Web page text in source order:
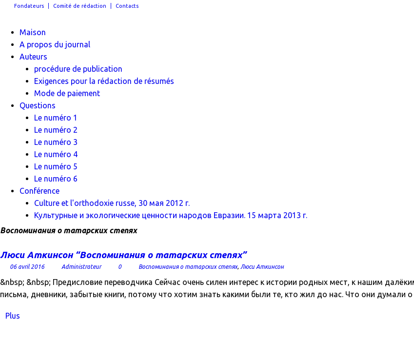
Fondateurs Comité de rédaction Contacts
Maison
A propos du journal
Auteurs
procédure de publication
Exigences pour la rédaction de résumés
Mode de paiement
Questions
Le numéro 1
Le numéro 2
Le numéro 3
Le numéro 4
Le numéro 5
Le numéro 6
Conférence
Culture et l'orthodoxie russe, 30 мая 2012 г.
Культурные и экологические ценности народов Евразии. 15 марта 2013 г.
Воспоминания о татарских степях
Люси Аткинсон “Воспоминания о татарских степях”
06 avril 2016 Administrateur 0 Воспоминания о татарских степях, Люси Аткинсон
&nbsp; &nbsp; Предисловие переводчика Сейчас очень силен интерес к истории родных мест, к нашим
письма, дневники, забытые книги, потому что хотим знать какими были те, кто жил до нас. Что они думали о
Plus